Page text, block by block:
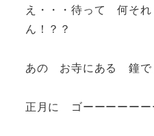
え・・・待って 何そ
ん！？？
あの お寺にある 鐘で
正月に ゴーーーーーー